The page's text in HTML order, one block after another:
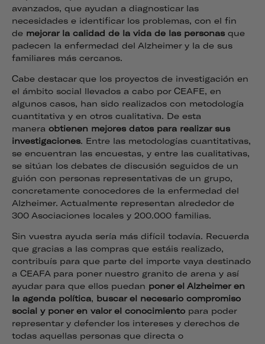
avanzados, que ayudan a diagnosticar las
necesidades e identificar los problemas, con el fin
de mejorar la calidad de la vida de las personas que
padecen la enfermedad del Alzheimer y la de sus
familiares más cercanos.
Cabe destacar que los proyectos de investigación en
el ámbito social llevados a cabo por CEAFE, en
algunos casos, han sido realizados con metodología
cuantitativa y en otros cualitativa. De esta
manera obtienen mejores datos para realizar sus
investigaciones. Entre las metodologías cuantitativas,
se encuentran las encuestas, y entre las cualitativas,
se sitúan los debates de discusión seguidos de un
guión con personas representativas de un grupo,
concretamente conocedores de la enfermedad del
Alzheimer. Actualmente representan alrededor de
300 Asociaciones locales y 200.000 familias.
Sin vuestra ayuda sería más difícil todavía. Recuerda
que gracias a las compras que estáis realizado,
contribuís para que parte del importe vaya destinado
a CEAFA para poner nuestro granito de arena y así
ayudar para que ellos puedan poner el Alzheimer en
la agenda política, buscar el necesario compromiso
social y poner en valor el conocimiento para poder
representar y defender los intereses y derechos de
todas aquellas personas que directa o